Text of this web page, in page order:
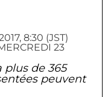
8:30 (JST)
23
plus de 365
peuvent